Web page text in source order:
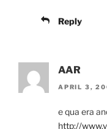
Reply
AAR
APRIL 3,
e qua era
http://